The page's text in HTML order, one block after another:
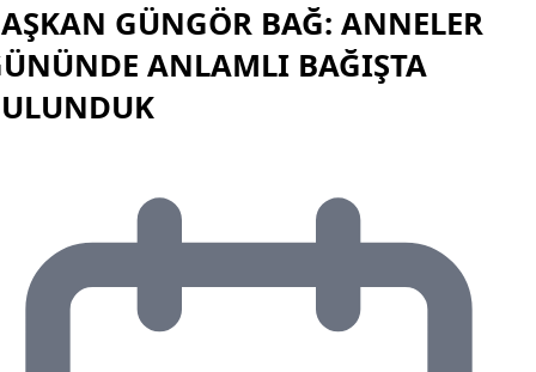
GÜNGÖR BAĞ: ANNELER
ANLAMLI BAĞIŞTA